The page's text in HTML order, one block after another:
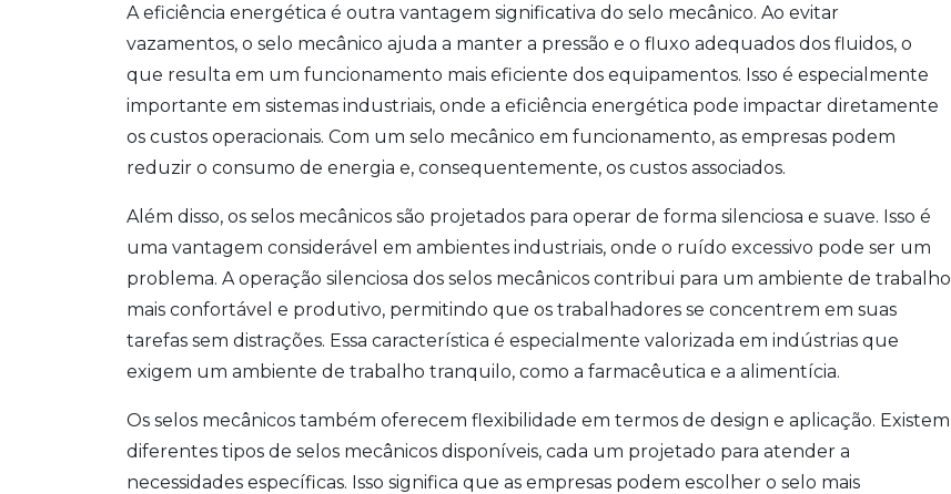
A eficiência energética é outra vantagem significativa do selo mecânico. Ao evitar
vazamentos, o selo mecânico ajuda a manter a pressão e o fluxo adequados dos fluidos, o
que resulta em um funcionamento mais eficiente dos equipamentos. Isso é especialmente
importante em sistemas industriais, onde a eficiência energética pode impactar diretamente
os custos operacionais. Com um selo mecânico em funcionamento, as empresas podem
reduzir o consumo de energia e, consequentemente, os custos associados.
Além disso, os selos mecânicos são projetados para operar de forma silenciosa e suave. Isso é
uma vantagem considerável em ambientes industriais, onde o ruído excessivo pode ser um
problema. A operação silenciosa dos selos mecânicos contribui para um ambiente de trabalho
mais confortável e produtivo, permitindo que os trabalhadores se concentrem em suas
tarefas sem distrações. Essa característica é especialmente valorizada em indústrias que
exigem um ambiente de trabalho tranquilo, como a farmacêutica e a alimentícia.
Os selos mecânicos também oferecem flexibilidade em termos de design e aplicação. Existem
diferentes tipos de selos mecânicos disponíveis, cada um projetado para atender a
necessidades específicas. Isso significa que as empresas podem escolher o selo mais